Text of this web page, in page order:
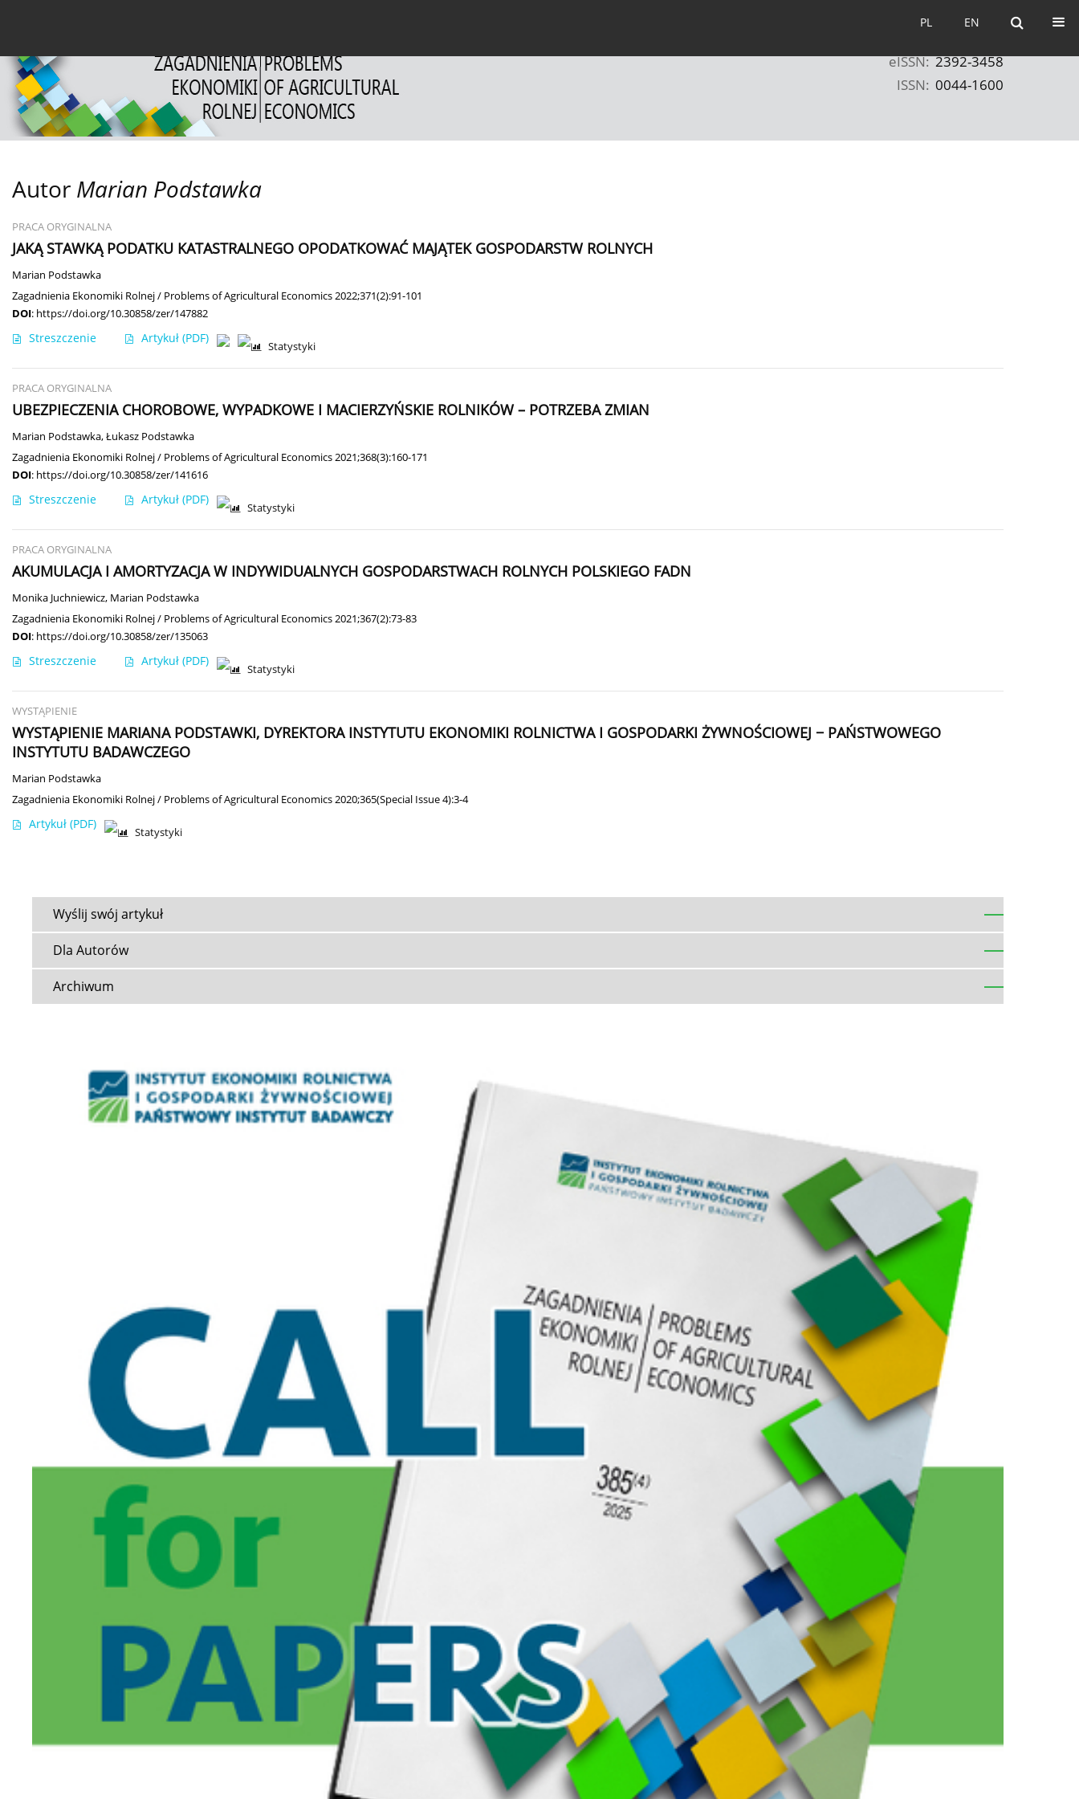
EN
PL EN
PL
eISSN: 2392-3458
ISSN: 0044-1600
Autor Marian Podstawka
PRACA ORYGINALNA
JAKĄ STAWKĄ PODATKU KATASTRALNEGO OPODATKOWAĆ MAJĄTEK GOSPODARSTW ROLNYCH
Marian Podstawka
Zagadnienia Ekonomiki Rolnej / Problems of Agricultural Economics 2022;371(2):91-101
DOI: https://doi.org/10.30858/zer/147882
Streszczenie Artykuł (PDF)
Statystyki
PRACA ORYGINALNA
UBEZPIECZENIA CHOROBOWE, WYPADKOWE I MACIERZYŃSKIE ROLNIKÓW – POTRZEBA ZMIAN
Marian Podstawka,Łukasz Podstawka
Zagadnienia Ekonomiki Rolnej / Problems of Agricultural Economics 2021;368(3):160-171
DOI: https://doi.org/10.30858/zer/141616
Streszczenie Artykuł (PDF)
Statystyki
PRACA ORYGINALNA
AKUMULACJA I AMORTYZACJA W INDYWIDUALNYCH GOSPODARSTWACH ROLNYCH POLSKIEGO FADN
Monika Juchniewicz, Marian Podstawka
Zagadnienia Ekonomiki Rolnej / Problems of Agricultural Economics 2021;367(2):73-83
DOI: https://doi.org/10.30858/zer/135063
Streszczenie Artykuł (PDF)
Statystyki
WYSTĄPIENIE
WYSTĄPIENIE MARIANA PODSTAWKI, DYREKTORA INSTYTUTU EKONOMIKI ROLNICTWA I GOSPODARKI ŻYWNOŚCIOWEJ − PAŃSTWOWEGO
INSTYTUTU BADAWCZEGO
Marian Podstawka
Zagadnienia Ekonomiki Rolnej / Problems of Agricultural Economics 2020;365(Special Issue 4):3-4
Artykuł (PDF)
Statystyki
Wyślij swój artykuł
Dla Autorów
Archiwum